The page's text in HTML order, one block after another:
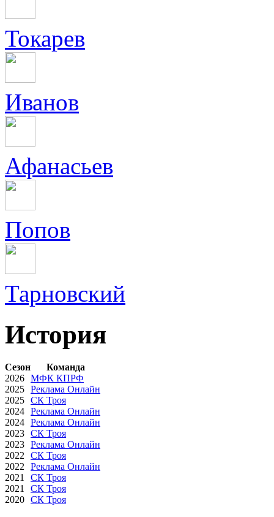
Токарев
Иванов
Афанасьев
Попов
Тарновский
История
Сезон
Команда
2026 МФК КПРФ
2025 Реклама Онлайн
2025 СК Троя
2024 Реклама Онлайн
2024 Реклама Онлайн
2023 СК Троя
2023 Реклама Онлайн
2022
СК Троя
2022
Реклама Онлайн
2021
СК Троя
2021
СК Троя
2020 СК Троя